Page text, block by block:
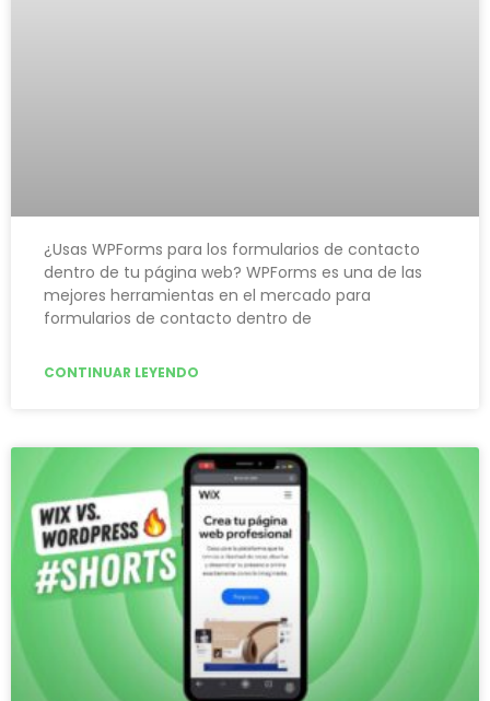
¿Usas WPForms para los formularios de contacto
dentro de tu página web? WPForms es una de las
mejores herramientas en el mercado para
formularios de contacto dentro de
CONTINUAR LEYENDO